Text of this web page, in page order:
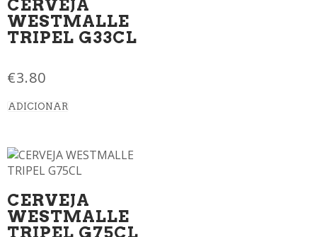
CERVEJA
WESTMALLE
TRIPEL G33CL
€3.80
ADICIONAR
CERVEJA
WESTMALLE
TRIPEL G75CL